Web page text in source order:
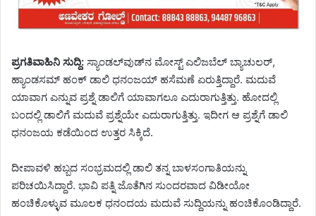
ಪ್ರಗತಿವಾಹಿನಿ ಸುದ್ದಿ: ಸ್ಯಾಂಡಲ್‌ವುಡ್‌ನ ಮೋಸ್ಟ್ ಎಲಿಜಬೆಲ್ ಬ್ಯಾಚುಲರ್,
ಹ್ಯಾಂಡಸಮ್ ಹಂಕ್ ಡಾಲಿ ಧನಂಜಯ್ ಹಸೆಮಣೆ ಏರುತ್ತಿದ್ದಾರೆ. ಮದುವೆ
ಯಾವಾಗ ಎನ್ನುವ ಪ್ರಶ್ನೆ ಡಾಲಿಗೆ ಯಾವಾಗಲೂ ಎದುರಾಗುತ್ತಿತ್ತು. ಹೋದಲ್ಲಿ
ಬಂದಲ್ಲಿ ಡಾಲಿಗೆ ಮದುವೆ ಪ್ರಶ್ನೆಯೇ ಎದುರಾಗುತ್ತಿತ್ತು. ಇದೀಗ ಆ ಪ್ರಶ್ನೆಗೆ ಡಾಲಿ
ಧನಂಜಯ ಕಡೆಯಿಂದ ಉತ್ತರ ಸಿಕ್ಕಿದೆ.
ದೀಪಾವಳಿ ಹಬ್ಬದ ಸಂಭ್ರಮದಲ್ಲಿ ಡಾಲಿ ತನ್ನ ಬಾಳಸಂಗಾತಿಯನ್ನು
ಪರಿಚಯಿಸಿದ್ದಾರೆ. ಭಾವಿ ಪತ್ನಿ ಜೊತೆಗಿನ ಸುಂದರವಾದ ವಿಡೀಯೋ
ಹಂಚಿಕೊಳ್ಳುವ ಮೂಲಕ ಧನಂದಯ ಮದುವೆ ಸುದ್ದಿಯನ್ನು ಹಂಚಿಕೊಂಡಿದ್ದಾರೆ.